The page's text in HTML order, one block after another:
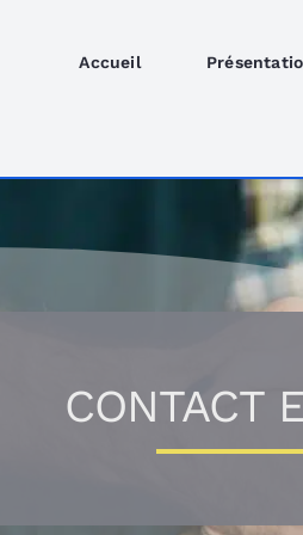
Accueil
CONTACT